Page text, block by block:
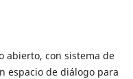
abierto, con sistema de
espacio de diálogo para